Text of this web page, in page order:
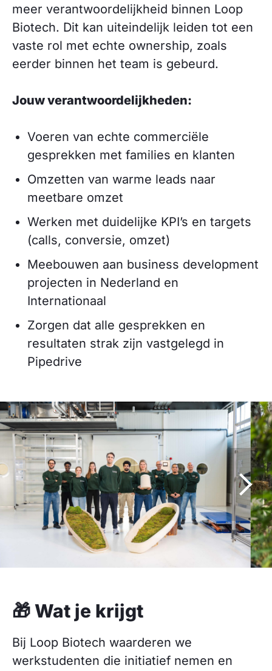
meer verantwoordelijkheid binnen Loop
Biotech. Dit kan uiteindelijk leiden tot een
vaste rol met echte ownership, zoals
eerder binnen het team is gebeurd.
Jouw verantwoordelijkheden:
Voeren van echte commerciële
gesprekken met families en klanten
Omzetten van warme leads naar
meetbare omzet
Werken met duidelijke KPI’s en targets
(calls, conversie, omzet)
Meebouwen aan business development
projecten in Nederland en
Internationaal
Zorgen dat alle gesprekken en
resultaten strak zijn vastgelegd in
Pipedrive
🎁 Wat je krijgt
Bij Loop Biotech waarderen we
werkstudenten die initiatief nemen en